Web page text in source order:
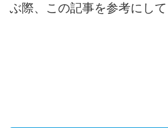
ぶ際、この記事を参考にして